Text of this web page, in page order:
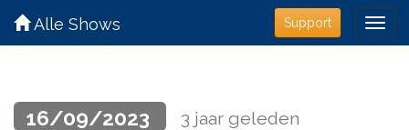
Support
Alle Shows
16/09/2023 3 jaar geleden